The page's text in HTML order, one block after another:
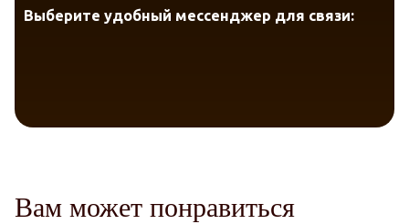
Выберите удобный мессенджер для связи:
Вам может понравиться